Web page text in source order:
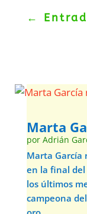
←
Marta
por Adrián
Marta García
en la final del
los últimos
campeona